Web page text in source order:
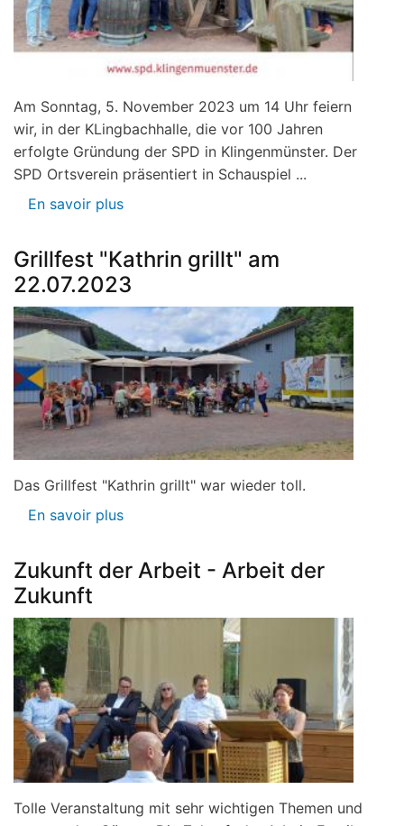
Am Sonntag, 5. November 2023 um 14 Uhr feiern
wir, in der KLingbachhalle, die vor 100 Jahren
erfolgte Gründung der SPD in Klingenmünster. Der
SPD Ortsverein präsentiert in Schauspiel ...
En savoir plus
Jahre
SPD-
Klingenmünster
Grillfest "Kathrin grillt" am
22.07.2023
Das Grillfest "Kathrin grillt" war wieder toll.
En savoir plus
"Kathrin
grillt"
22.07.2023
Zukunft der Arbeit - Arbeit der
Zukunft
Tolle Veranstaltung mit sehr wichtigen Themen und